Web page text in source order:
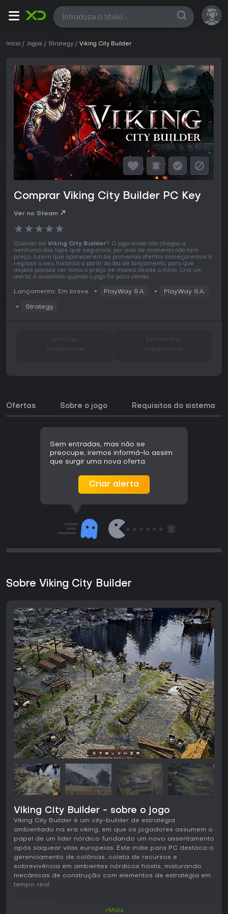
Todas
Início Jogos Strategy Viking City Builder
Comprar Viking City Builder PC Key
Ver no Steam
★★★★★
Quando sai Viking City Builder? O jogo ainda não chegou a
nenhuma das lojas que seguimos, por isso de momento não tem
preço. Assim que aparecerem as primeiras ofertas começaremos a
registar o seu histórico a partir do dia de lançamento, para que
depois possas ver como o preço se moveu desde o início. Cria um
alerta e avisamos quando o jogo for para venda.
Lançamento: Em breve PlayWay S.A. PlayWay S.A.
Strategy
Indisponível Indisponível
Ofertas Sobre o jogo Requisitos do sistema
Sem entradas, mas não se
preocupe, iremos informá-lo assim
que surgir uma nova oferta.
Criar alerta
Sobre Viking City Builder
Viking City Builder - sobre o jogo
Viking City Builder é um city-builder de estratégia
ambientado na era viking, em que os jogadores assumem o
papel de um líder nórdico fundando um novo assentamento
após saquear vilas europeias. Este indie para PC destaca o
gerenciamento de colônias, coleta de recursos e
sobrevivência em ambientes nórdicos hostis, misturando
mecânicas de construção com elementos de estratégia em
tempo real.
+Mais